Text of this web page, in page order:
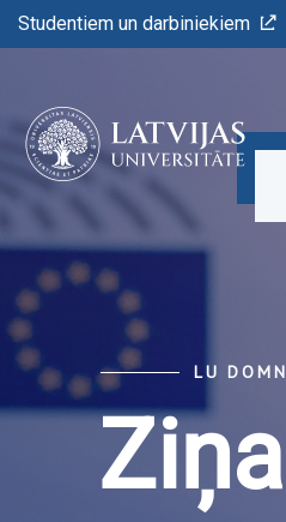
Studentiem un darbiniekiem
LU